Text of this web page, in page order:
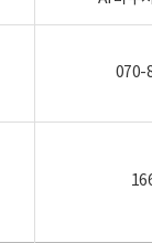
070-